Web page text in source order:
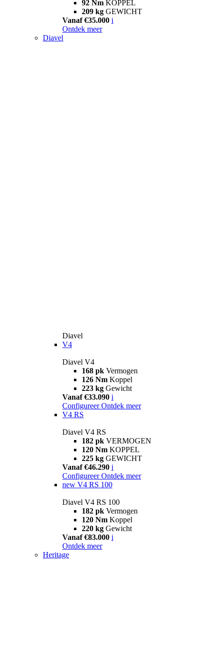
92 Nm KOPPEL
209 kg GEWICHT
Vanaf €35.000 i
Ontdek meer
Diavel
Diavel
V4
Diavel V4
168 pk Vermogen
126 Nm Koppel
223 kg Gewicht
Vanaf €33.090 i
Configureer Ontdek meer
V4 RS
Diavel V4 RS
182 pk VERMOGEN
120 Nm KOPPEL
225 kg GEWICHT
Vanaf €46.290 i
Configureer Ontdek meer
new V4 RS 100
Diavel V4 RS 100
182 pk Vermogen
120 Nm Koppel
220 kg Gewicht
Vanaf €83.000 i
Ontdek meer
Heritage